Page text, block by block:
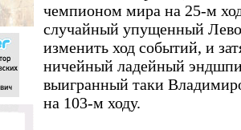
чемпионом мира на 25-м
случайный упущенный
изменить ход событий, и
ничейный ладейный
выигранный таки
на 103-м ходу.